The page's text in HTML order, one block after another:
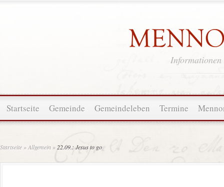
Startseite Gemeinde Gemeindeleben Termine
Startseite »Allgemein » 22.09.: Jesus to go